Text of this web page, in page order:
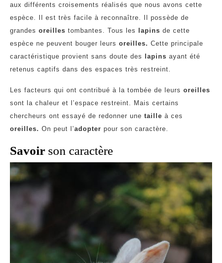
aux différents croisements réalisés que nous avons cette
espèce. Il est très facile à reconnaître. Il possède de
grandes oreilles tombantes. Tous les lapins de cette
espèce ne peuvent bouger leurs oreilles. Cette principale
caractéristique provient sans doute des lapins ayant été
retenus captifs dans des espaces très restreint.
Les facteurs qui ont contribué à la tombée de leurs oreilles
sont la chaleur et l’espace restreint. Mais certains
chercheurs ont essayé de redonner une taille à ces
oreilles. On peut l’adopter pour son caractère.
Savoir son caractère